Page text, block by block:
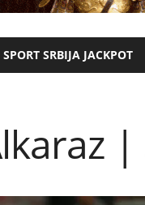
SPORT SRBIJA JACKPOT